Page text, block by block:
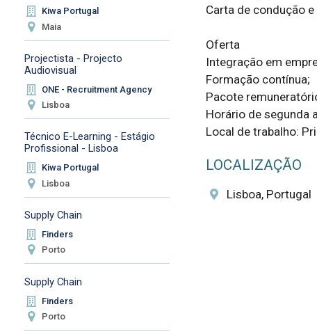
Kiwa Portugal
Maia
Projectista - Projecto
Audiovisual
ONE - Recruitment Agency
Lisboa
Técnico E-Learning - Estágio
Profissional - Lisboa
Kiwa Portugal
Lisboa
Supply Chain
Finders
Porto
Supply Chain
Finders
Porto
Carta de condução
Oferta
Integração em
Formação contínua;
Pacote
Horário de segunda
Local de trabalho:
LOCALIZAÇÃO
Lisboa, Portugal